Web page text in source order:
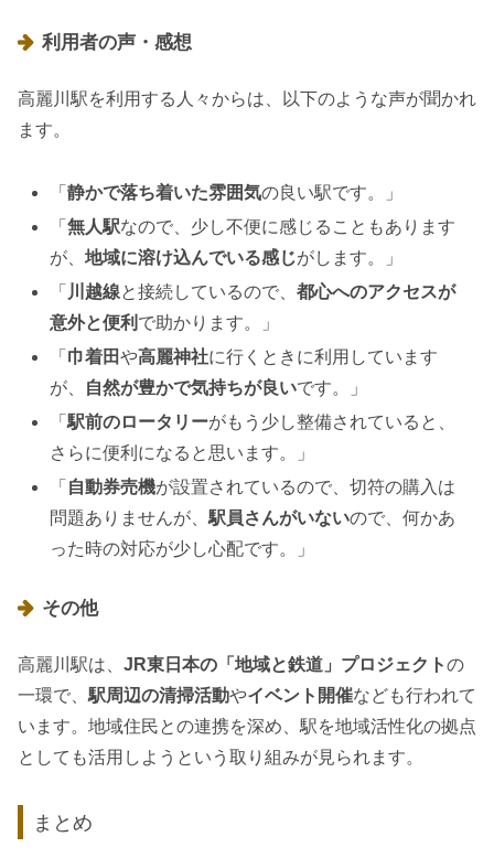
利用者の声・感想
高麗川駅を利用する人々からは、以下のような声が聞かれ
ます。
「静かで落ち着いた雰囲気の良い駅です。」
「無人駅なので、少し不便に感じることもあります
が、地域に溶け込んでいる感じがします。」
「 川越線と接続しているので、都心へのアクセスが
意外と便利 で助かります。」
「 巾着田や高麗神社に行くときに利用しています
が、
自然が豊かで気持ちが良いです。」
「駅前のロータリーがもう少し整備されていると、
さらに便利になると思います。」
「 自動券売機が設置されているので、切符の購入は
問題ありませんが、駅員さんがいないので、何かあ
った時の対応が少し心配です。」
その他
高麗川駅は、 JR東日本の「地域と鉄道」プロジェクトの
一環で、駅周辺の清掃活動やイベント開催なども行われて
います。地域住民との連携を深め、駅を地域活性化の拠点
としても活用しようという取り組みが見られます。
まとめ